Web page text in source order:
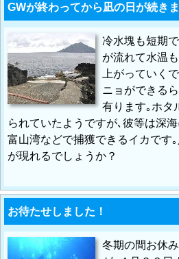
GWが終わってから凪の日が続きま
冷水塊も短期
が流れて水温
上がっていく
ニョができる
有ります｡ホタ
られていたようですが､彼等は深
富山湾などで捕獲できるイカです
が現れるでしょうか？
お待たせしました！
冬期の間お休